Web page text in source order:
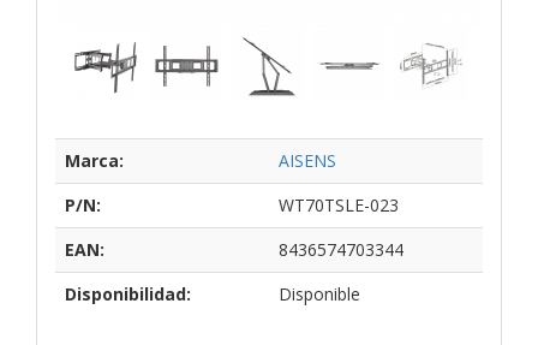
Marca:
AISENS
P/N:
WT70TSLE-023
EAN:
8436574703344
Disponibilidad:
Disponible